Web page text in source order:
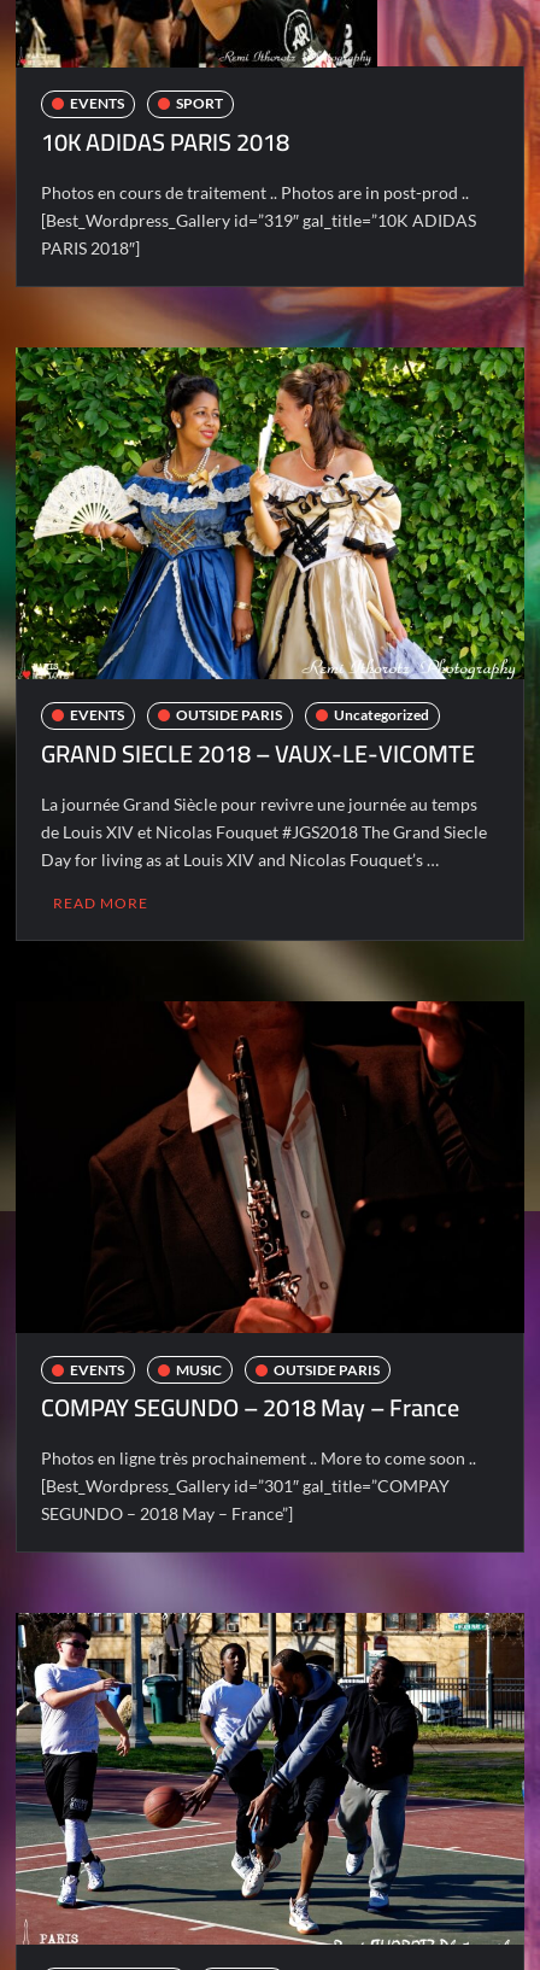
EVENTS SPORT
10K ADIDAS PARIS 2018
Photos en cours de traitement .. Photos are in post-prod ..
[Best_Wordpress_Gallery id=”319″ gal_title=”10K ADIDAS
PARIS 2018″]
EVENTS OUTSIDE PARIS Uncategorized
GRAND SIECLE 2018 – VAUX-LE-VICOMTE
La journée Grand Siècle pour revivre une journée au temps
de Louis XIV et Nicolas Fouquet #JGS2018 The Grand Siecle
Day for living as at Louis XIV and Nicolas Fouquet’s …
READ MORE
EVENTS MUSIC OUTSIDE PARIS
COMPAY SEGUNDO – 2018 May – France
Photos en ligne très prochainement .. More to come soon ..
[Best_Wordpress_Gallery id=”301″ gal_title=”COMPAY
SEGUNDO – 2018 May – France”]